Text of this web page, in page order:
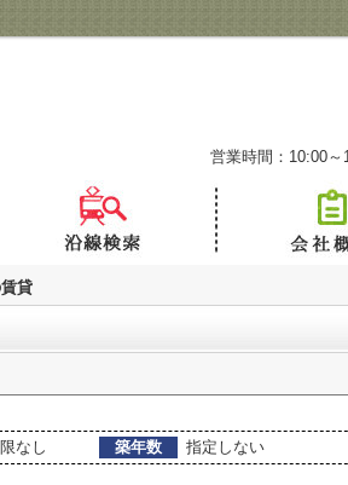
営業時間：10:00～
貸
なし 築年数
指定しない